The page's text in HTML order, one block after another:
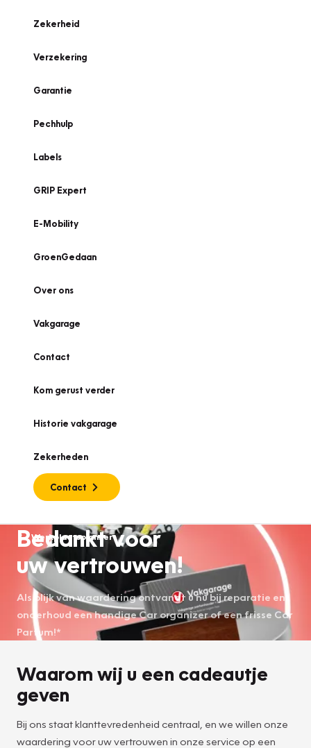
Zekerheid
Verzekering
Garantie
Pechhulp
Labels
GRIP Expert
E-Mobility
GroenGedaan
Over ons
Vakgarage
Contact
Kom gerust verder
Historie vakgarage
Zekerheden
Contact
Werkplaatsplanner
Bedankt voor
uw vertrouwen!
Als blijk van waardering ontvangt u nu bij reparatie en
onderhoud een handige Car organizer of een frisse Car
Parfum!*
Waarom wij u een cadeautje
geven
Bij ons staat klanttevredenheid centraal, en we willen onze
waardering voor uw vertrouwen in onze service op een